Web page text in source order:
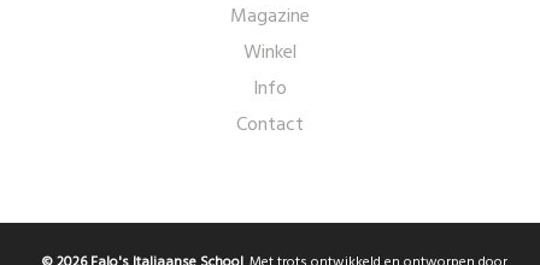
Magazine
Winkel
Info
Contact